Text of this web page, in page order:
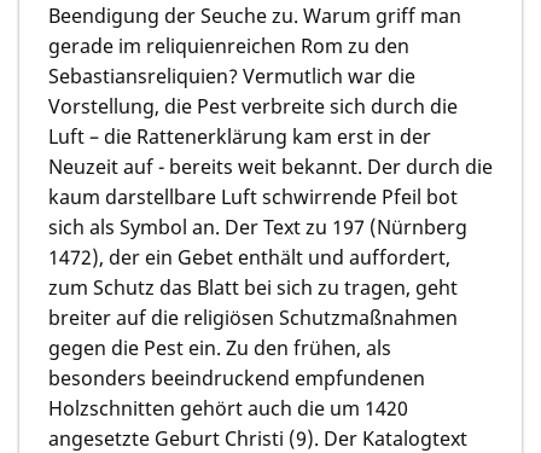
Beendigung der Seuche zu. Warum griff man
gerade im reliquienreichen Rom zu den
Sebastiansreliquien? Vermutlich war die
Vorstellung, die Pest verbreite sich durch die
Luft – die Rattenerklärung kam erst in der
Neuzeit auf ‑ bereits weit bekannt. Der durch die
kaum darstellbare Luft schwirrende Pfeil bot
sich als Symbol an. Der Text zu 197 (Nürnberg
1472), der ein Gebet enthält und auffordert,
zum Schutz das Blatt bei sich zu tragen, geht
breiter auf die religiösen Schutzmaßnahmen
gegen die Pest ein. Zu den frühen, als
besonders beeindruckend empfundenen
Holzschnitten gehört auch die um 1420
angesetzte Geburt Christi (9). Der Katalogtext